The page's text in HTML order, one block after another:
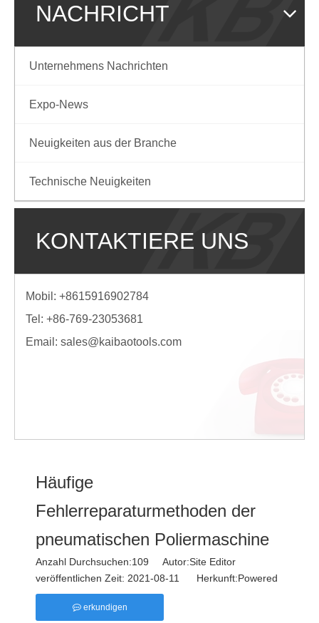
NACHRICHT
Unternehmens Nachrichten
Expo-News
Neuigkeiten aus der Branche
Technische Neuigkeiten
KONTAKTIERE UNS
Mobil: +8615916902784
Tel: +86-769-23053681
Email: sales@kaibaotools.com
Häufige
Fehlerreparaturmethoden der
pneumatischen Poliermaschine
Anzahl Durchsuchen:109 Autor:Site Editor
veröffentlichen Zeit: 2021-08-11 Herkunft:Powered
erkundigen